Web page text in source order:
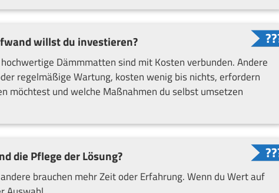
willst du investieren?
Dämmmatten sind mit Kosten verbunden. Andere
regelmäßige Wartung, kosten wenig bis nichts, erfordern
möchtest und welche Maßnahmen du selbst umsetzen
die Pflege der Lösung?
brauchen mehr Zeit oder Erfahrung. Wenn du Wert auf